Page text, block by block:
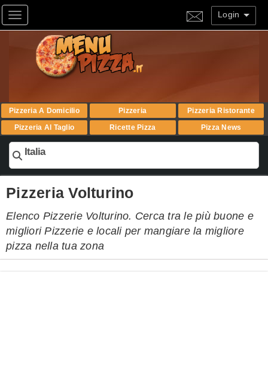
Toggle navigation Login
Pizzeria A Domicilio Pizzeria
Pizzeria Ristorante
Pizzeria Al Taglio
Ricette Pizza Pizza News
Italia
Pizzeria Volturino
Elenco Pizzerie Volturino. Cerca tra le più buone e
migliori Pizzerie e locali per mangiare la migliore
pizza nella tua zona